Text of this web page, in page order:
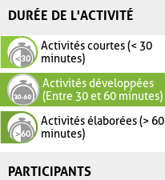
DURÉE DE L'ACTIVITÉ
Activités courtes (< 30
minutes)
Activités développées
(Entre 30 et 60 minutes)
Activités élaborées (> 60
minutes)
PARTICIPANTS